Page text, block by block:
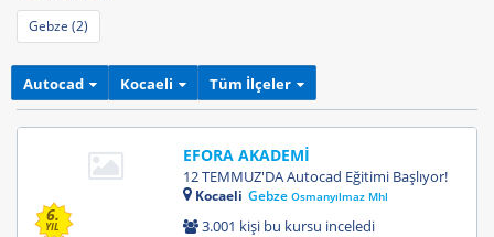
Gebze (2)
Autocad Kocaeli Tüm İlçeler
6.
YIL
EFORA AKADEMİ
12 TEMMUZ'DA Autocad Eğitimi Başlıyor!
Kocaeli GebzeOsmanyılmaz Mhl
3.001 kişi bu kursu inceledi